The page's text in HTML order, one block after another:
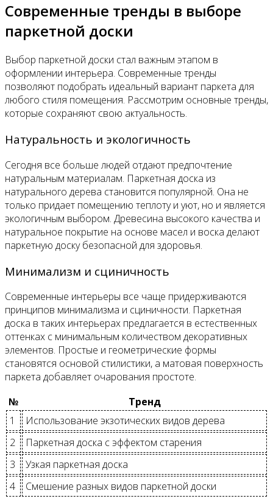
Современные тренды в выборе
паркетной доски
Выбор паркетной доски стал важным этапом в
оформлении интерьера. Современные тренды
позволяют подобрать идеальный вариант паркета для
любого стиля помещения. Рассмотрим основные тренды,
которые сохраняют свою актуальность.
Натуральность и экологичность
Сегодня все больше людей отдают предпочтение
натуральным материалам. Паркетная доска из
натурального дерева становится популярной. Она не
только придает помещению теплоту и уют, но и является
экологичным выбором. Древесина высокого качества и
натуральное покрытие на основе масел и воска делают
паркетную доску безопасной для здоровья.
Минимализм и сциничность
Современные интерьеры все чаще придерживаются
принципов минимализма и сциничности. Паркетная
доска в таких интерьерах предлагается в естественных
оттенках с минимальным количеством декоративных
элементов. Простые и геометрические формы
становятся основой стилистики, а матовая поверхность
паркета добавляет очарования простоте.
№
Тренд
1
Использование экзотических видов дерева
2
Паркетная доска с эффектом старения
3
Узкая паркетная доска
4
Смешение разных видов паркетной доски